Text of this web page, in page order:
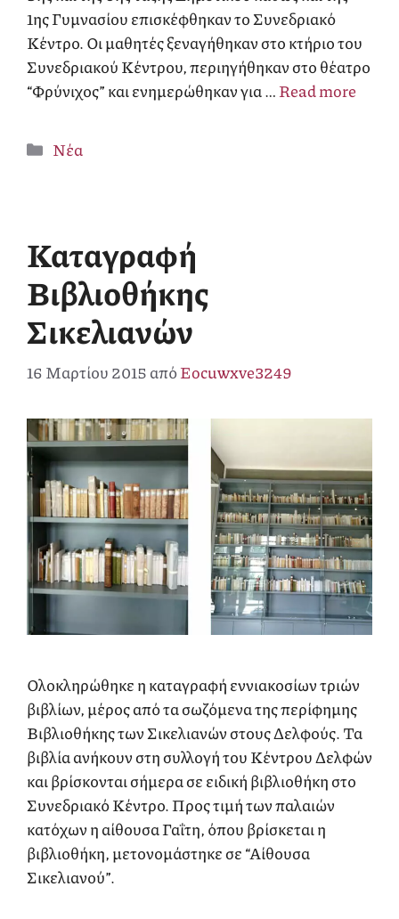
1ης Γυμνασίου επισκέφθηκαν το Συνεδριακό
Κέντρο. Οι μαθητές ξεναγήθηκαν στο κτήριο του
Συνεδριακού Κέντρου, περιηγήθηκαν στο θέατρο
“Φρύνιχος” και ενημερώθηκαν για …Read more
Κατηγορίες
Νέα
Καταγραφή
Βιβλιοθήκης
Σικελιανών
16 Μαρτίου 2015απόEocuwxve3249
Ολοκληρώθηκε η καταγραφή εννιακοσίων τριών
βιβλίων, μέρος από τα σωζόμενα της περίφημης
Βιβλιοθήκης των Σικελιανών στους Δελφούς. Τα
βιβλία ανήκουν στη συλλογή του Κέντρου Δελφών
και βρίσκονται σήμερα σε ειδική βιβλιοθήκη στο
Συνεδριακό Κέντρο. Προς τιμή των παλαιών
κατόχων η αίθουσα Γαΐτη, όπου βρίσκεται η
βιβλιοθήκη, μετονομάστηκε σε “Αίθουσα
Σικελιανού”.